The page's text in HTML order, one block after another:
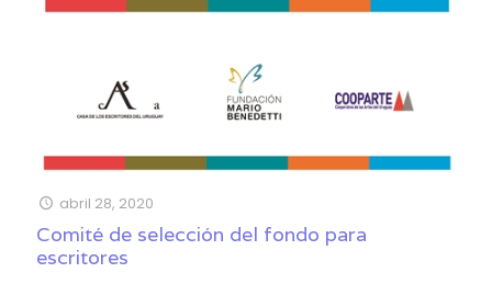
abril 28, 2020
Comité de selección del fondo para
escritores